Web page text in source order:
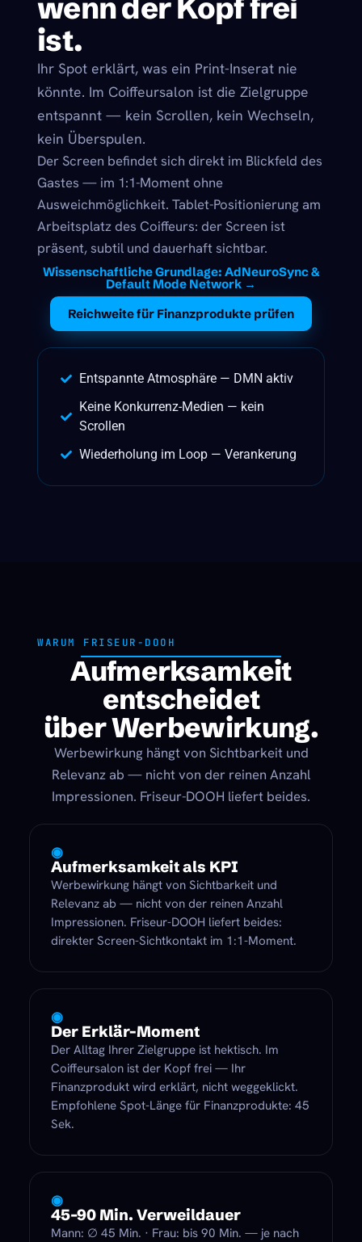
wenn der Kopf frei
ist.
Ihr Spot erklärt, was ein Print-Inserat nie
könnte. Im Coiffeursalon ist die Zielgruppe
entspannt — kein Scrollen, kein Wechseln,
kein Überspulen.
Der Screen befindet sich direkt im Blickfeld des
Gastes — im 1:1-Moment ohne
Ausweichmöglichkeit. Tablet-Positionierung am
Arbeitsplatz des Coiffeurs: der Screen ist
präsent, subtil und dauerhaft sichtbar.
Wissenschaftliche Grundlage: AdNeuroSync &
Default Mode Network →
Reichweite für Finanzprodukte prüfen
Entspannte Atmosphäre — DMN aktiv
Keine Konkurrenz-Medien — kein
Scrollen
Wiederholung im Loop — Verankerung
WARUM FRISEUR-DOOH
Aufmerksamkeit
entscheidet
über Werbewirkung.
Werbewirkung hängt von Sichtbarkeit und
Relevanz ab — nicht von der reinen Anzahl
Impressionen. Friseur-DOOH liefert beides.
◉
Aufmerksamkeit als KPI
Werbewirkung hängt von Sichtbarkeit und
Relevanz ab — nicht von der reinen Anzahl
Impressionen. Friseur-DOOH liefert beides:
direkter Screen-Sichtkontakt im 1:1-Moment.
◉
Der Erklär-Moment
Der Alltag Ihrer Zielgruppe ist hektisch. Im
Coiffeursalon ist der Kopf frei — Ihr
Finanzprodukt wird erklärt, nicht weggeklickt.
Empfohlene Spot-Länge für Finanzprodukte: 45
Sek.
◉
45–90 Min. Verweildauer
Mann: ∅ 45 Min. · Frau: bis 90 Min. — je nach